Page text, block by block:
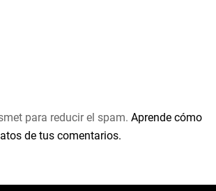
para reducir el spam. Aprende cómo
de tus comentarios.